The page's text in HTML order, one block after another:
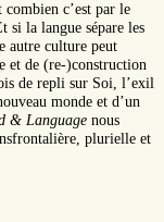
combien c’est par le
si la langue sépare les
autre culture peut
et de (re-)construction
de repli sur Soi, l’exil
monde et d’un
& Language nous
plurielle et